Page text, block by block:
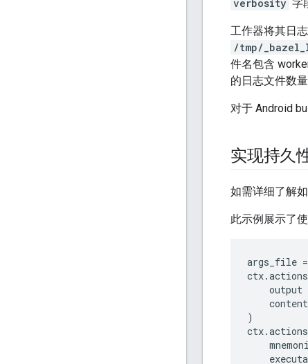
verbosity 字
工作器将其日
/tmp/
件名包含
的日志文件数
对于 Android
实现持久
如需详细了解
此示例展示了
args_file =
ctx.actions
output
content
)
ctx.actions